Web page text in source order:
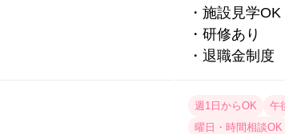
・施設見学OK
・研修あり
・退職金制度
週1日からOK 午
曜日・時間相談OK